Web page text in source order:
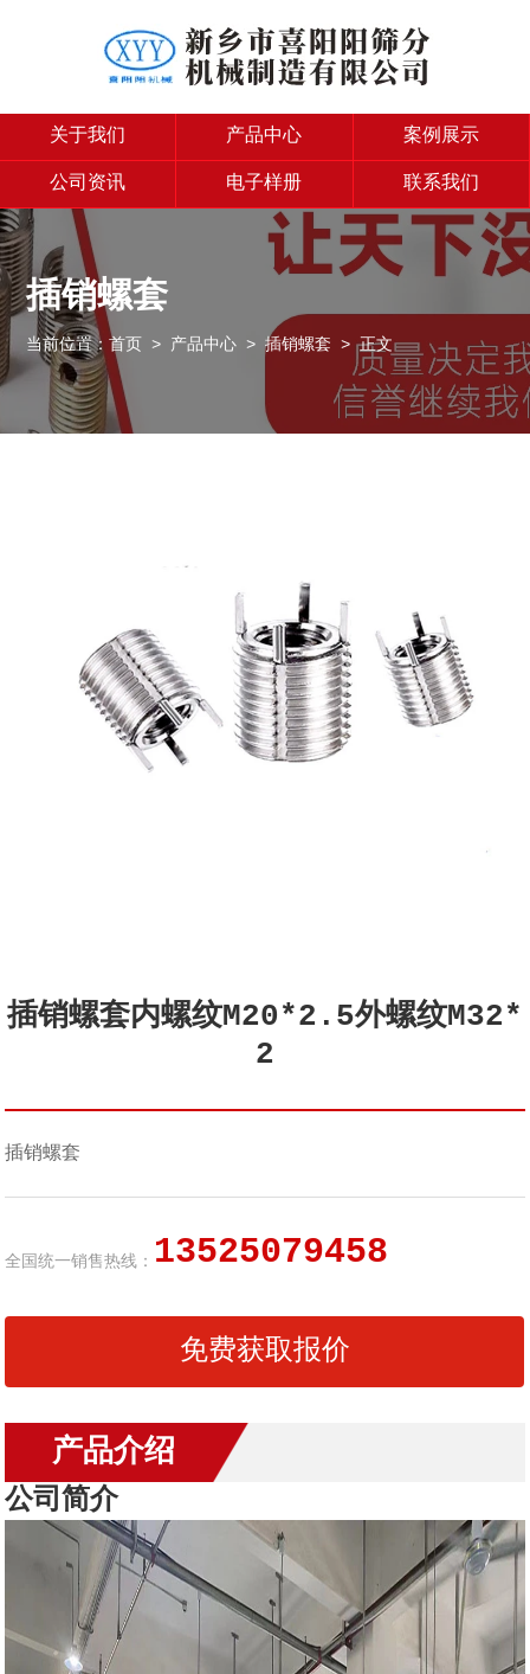
关于我们 产品中心 案例展示
公司资讯 电子样册 联系我们
插销螺套
当前位置：首页 > 产品中心 >插销螺套 > 正文
插销螺套内螺纹M20*2.5外螺纹M32*
2
插销螺套
全国统一销售热线： 13525079458
免费获取报价
产品介绍
公司简介